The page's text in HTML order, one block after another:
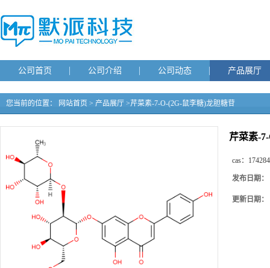
公司首页 公司介绍 公司动态 产品展厅
您当前的位置： 网站首页 > 产品展厅 >芹菜素-7-O-(2G-鼠李糖)龙胆糖苷
芹菜素-
cas：
发布日期：
更新日期：